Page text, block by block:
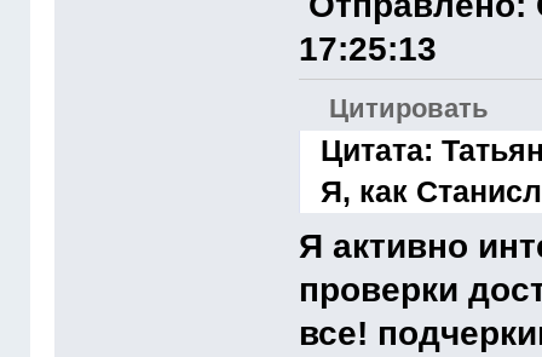
17:25:13
Цитировать
Цитата:
Я, как
Я активно
проверки
все!